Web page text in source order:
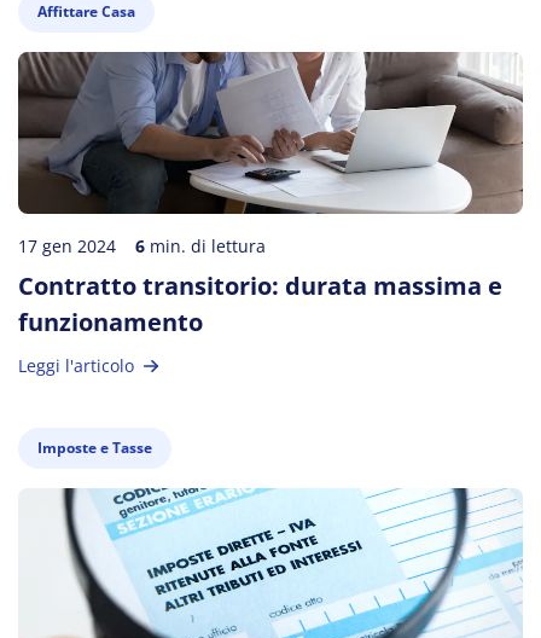
Affittare Casa
17 gen 2024 6 min. di lettura
Contratto transitorio: durata massima e
funzionamento
Leggi l'articolo
Imposte e Tasse